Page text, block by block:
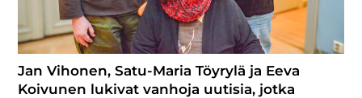
Jan Vihonen, Satu-Maria Töyrylä ja Eeva
Koivunen lukivat vanhoja uutisia, jotka